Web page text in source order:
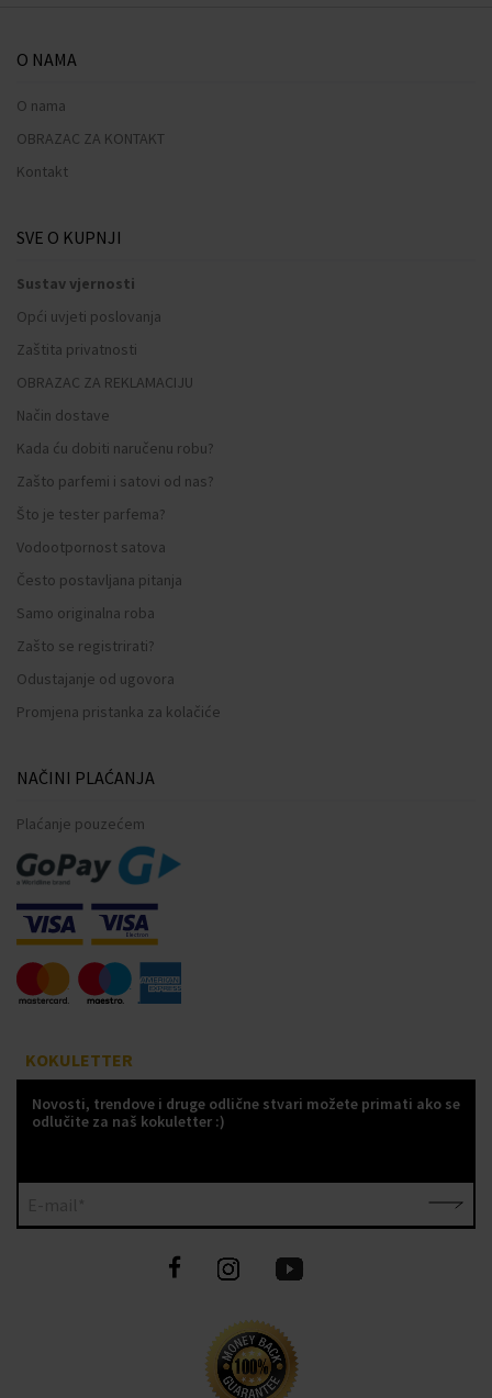
O NAMA
O nama
OBRAZAC ZA KONTAKT
Kontakt
SVE O KUPNJI
Sustav vjernosti
Opći uvjeti poslovanja
Zaštita privatnosti
OBRAZAC ZA REKLAMACIJU
Način dostave
Kada ću dobiti naručenu robu?
Zašto parfemi i satovi od nas?
Što je tester parfema?
Vodootpornost satova
Često postavljana pitanja
Samo originalna roba
Zašto se registrirati?
Odustajanje od ugovora
Promjena pristanka za kolačiće
NAČINI PLAĆANJA
Plaćanje pouzećem
KOKULETTER
Novosti, trendove i druge odlične stvari možete primati ako se
odlučite za naš kokuletter :)